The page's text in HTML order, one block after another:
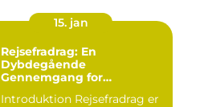
15. jan
Rejsefradrag: En
Dybdegående
Gennemgang for
Introduktion Rejsefradrag er